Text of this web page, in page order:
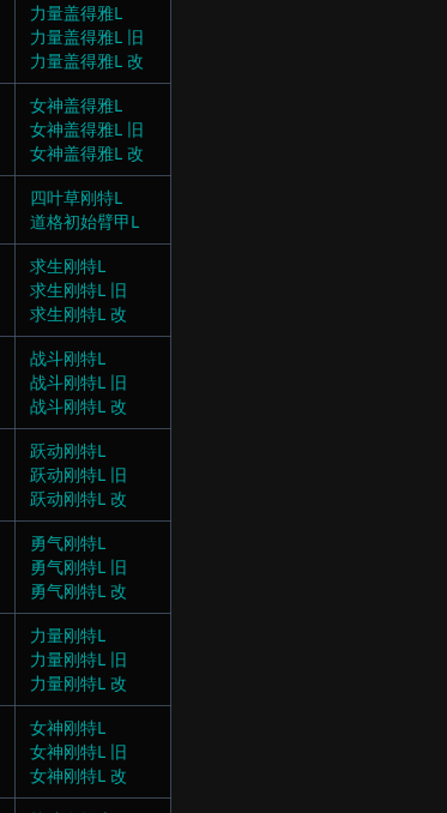
力量盖得雅L
力量盖得雅L 旧
力量盖得雅L 改
女神盖得雅L
女神盖得雅L 旧
女神盖得雅L 改
四叶草刚特L
道格初始臂甲L
求生刚特L
求生刚特L 旧
求生刚特L 改
战斗刚特L
战斗刚特L 旧
战斗刚特L 改
跃动刚特L
跃动刚特L 旧
跃动刚特L 改
勇气刚特L
勇气刚特L 旧
勇气刚特L 改
力量刚特L
力量刚特L 旧
力量刚特L 改
女神刚特L
女神刚特L 旧
女神刚特L 改